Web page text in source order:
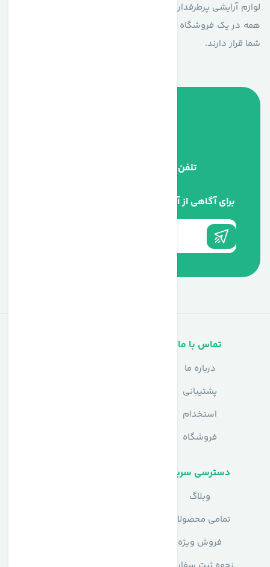
لوازم آرایشی پرطرفدار گرفته تا مکمل‌های ورزشی اورجینال، همه و
همه در یک فروشگاه با دسترسی آسان و ارسال سریع در دسترس
شما قرار دارند.
تلفن پشتیبانی
برای آگاهی از آخرین اخبار در خبرنامه ما عضو شوید
تماس با ما
درباره ما
پشتیبانی
استخدام
فروشگاه
دسترسی سریع
وبلاگ
تمامی محصولات
فروش ویژه